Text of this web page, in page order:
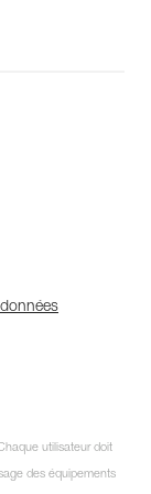
utilisateur doit
des équipements